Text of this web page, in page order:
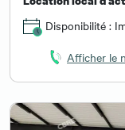
Disponibilité :
Afficher le